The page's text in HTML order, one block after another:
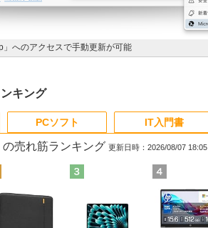
」へのアクセスで手動更新が可能
キング
売れ筋ランキング 更新日時：2026/08/07 18:05
PCソフト IT入門書